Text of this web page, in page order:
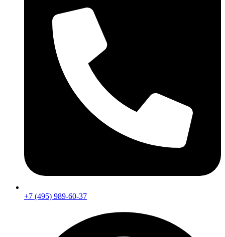
+7 (495) 989-60-37